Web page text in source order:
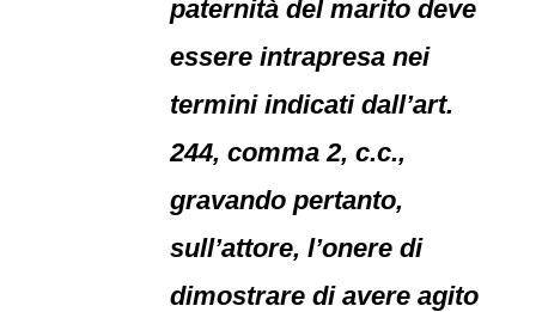
paternità del marito deve
essere intrapresa nei
termini indicati dall’art.
244, comma 2, c.c.,
gravando pertanto,
sull’attore, l’onere di
dimostrare di avere agito